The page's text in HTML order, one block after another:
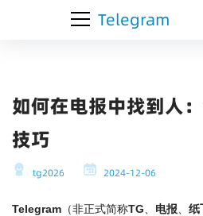
Telegram
如何在电报中找到人
技巧
tg2026 2024-12-06
Telegram （非正式简称TG 电报 纸